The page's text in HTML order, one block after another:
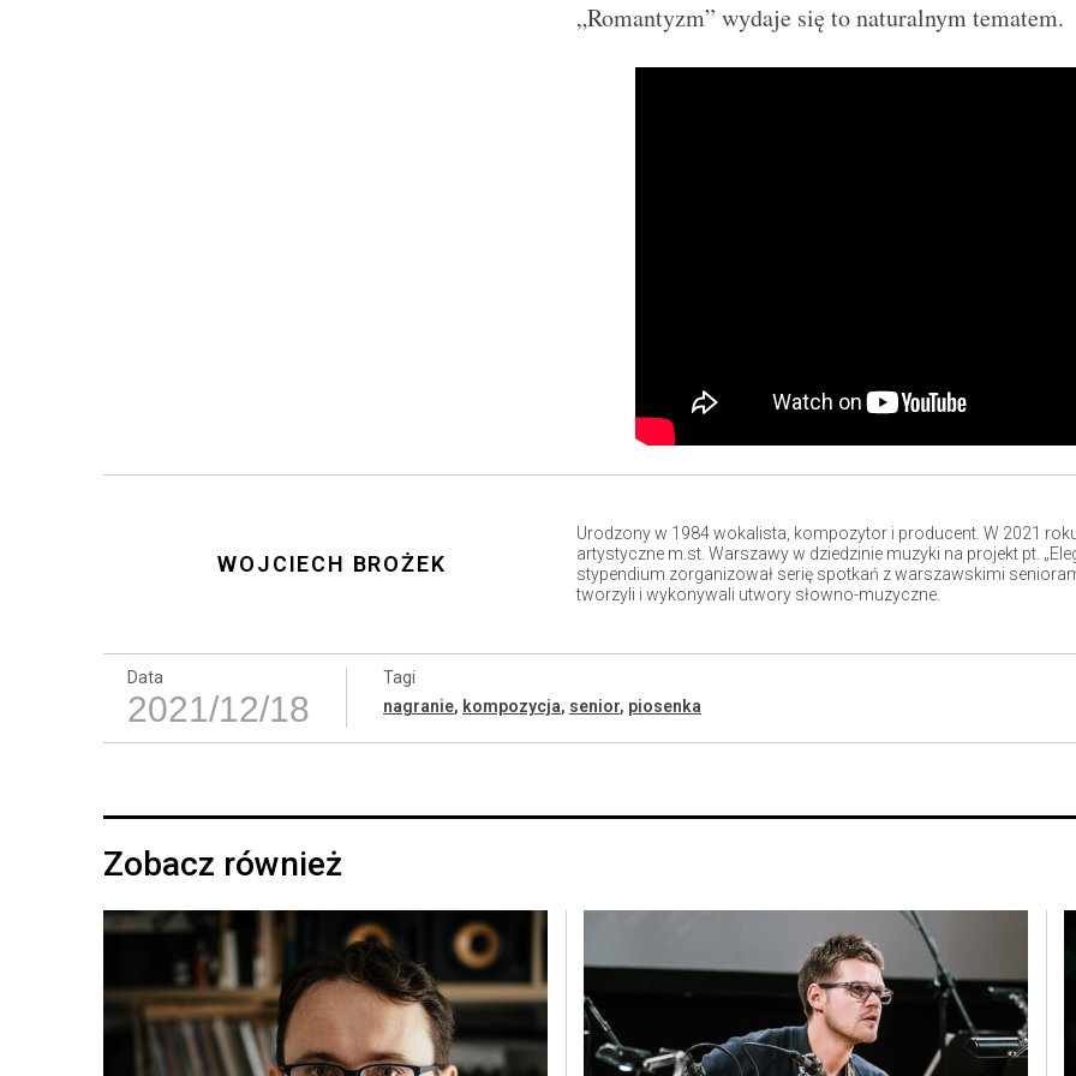
„Romantyzm” wydaje się to naturalnym tematem.
WOJCIECH BROŻEK
Urodzony w 1984 wokalista, kompozytor i producent. W 2021
artystyczne m.st. Warszawy w dziedzinie muzyki na projekt pt.
stypendium zorganizował serię spotkań z warszawskimi
tworzyli i wykonywali utwory słowno-muzyczne.
Data
2021/12/18
Tagi
nagranie, kompozycja, senior, piosenka
Zobacz również